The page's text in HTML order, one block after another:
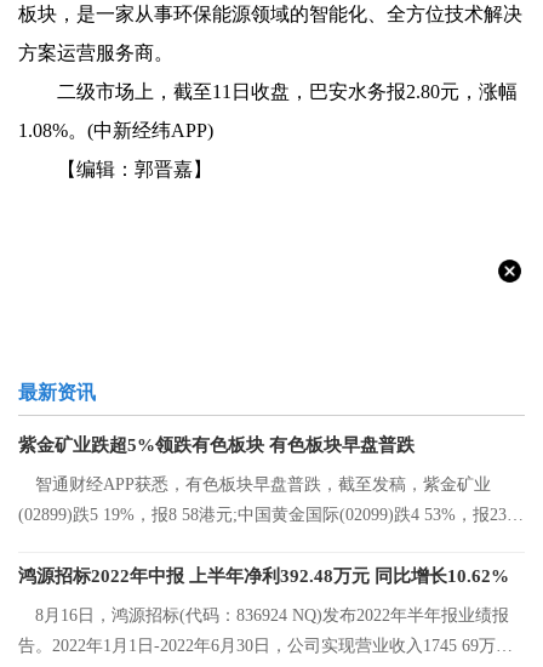
板块，是一家从事环保能源领域的智能化、全方位技术解决
方案运营服务商。
二级市场上，截至11日收盘，巴安水务报2.80元，涨幅
1.08%。(中新经纬APP)
【编辑：郭晋嘉】
最新资讯
紫金矿业跌超5%领跌有色板块 有色板块早盘普跌
智通财经APP获悉，有色板块早盘普跌，截至发稿，紫金矿业
(02899)跌5 19%，报8 58港元;中国黄金国际(02099)跌4 53%，报23 2
鸿源招标2022年中报 上半年净利392.48万元 同比增长10.62%
8月16日，鸿源招标(代码：836924 NQ)发布2022年半年报业绩报
告。2022年1月1日-2022年6月30日，公司实现营业收入1745 69万